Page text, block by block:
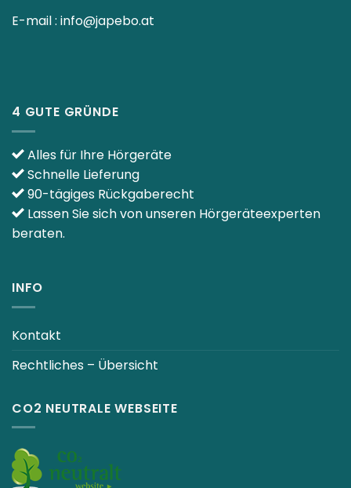
E-mail : info@japebo.at
4 GUTE GRÜNDE
Alles für Ihre Hörgeräte
Schnelle Lieferung
90-tägiges Rückgaberecht
Lassen Sie sich von unseren Hörgeräteexperten
beraten.
INFO
Kontakt
Rechtliches – Übersicht
CO2 NEUTRALE WEBSEITE